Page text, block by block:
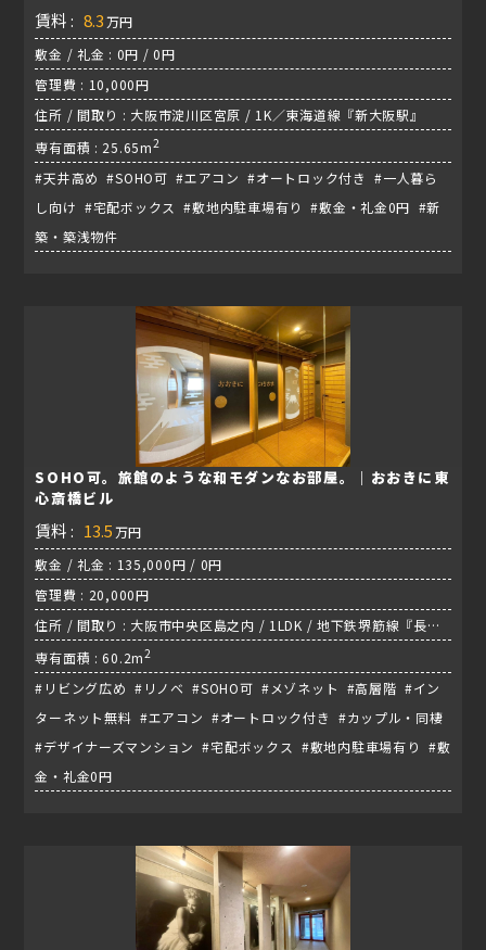
賃料 : 8.3 万円
敷金 / 礼金 : 0円 / 0円
管理費 : 10,000円
住所 / 間取り : 大阪市淀川区宮原 / 1K／東海道線『新大阪駅』
専有面積 : 25.65m2
#天井高め #SOHO可 #エアコン #オートロック付き #一人暮ら
し向け #宅配ボックス #敷地内駐車場有り #敷金・礼金0円 #新
築・築浅物件
SOHO可。旅館のような和モダンなお部屋。｜おおきに東
心斎橋ビル
賃料 : 13.5 万円
敷金 / 礼金 : 135,000円 / 0円
管理費 : 20,000円
住所 / 間取り : 大阪市中央区島之内 / 1LDK / 地下鉄堺筋線『長堀
橋駅』
専有面積 : 60.2m2
#リビング広め #リノベ #SOHO可 #メゾネット #高層階 #イン
ターネット無料 #エアコン #オートロック付き #カップル・同棲
#デザイナーズマンション #宅配ボックス #敷地内駐車場有り #敷
金・礼金0円